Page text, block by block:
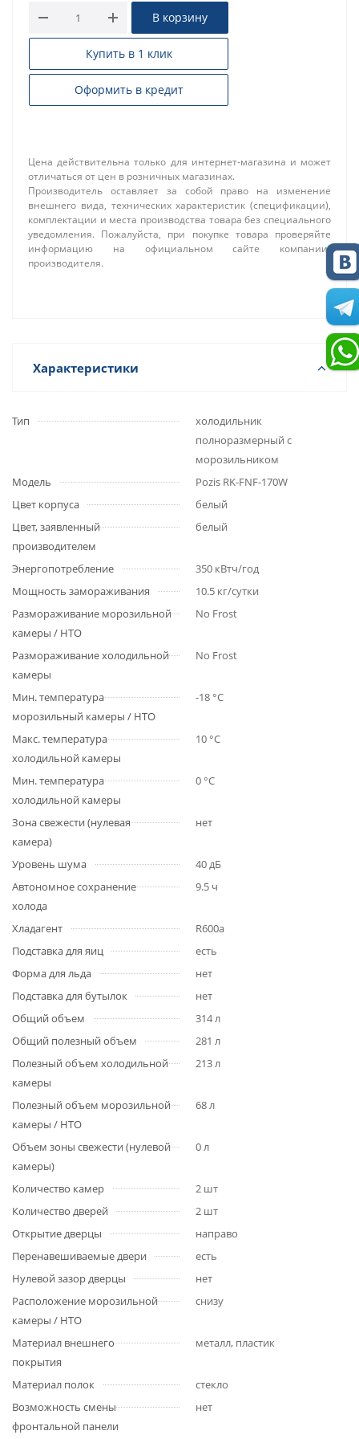
В корзину
Купить в 1 клик
Оформить в кредит
Цена действительна только для интернет-магазина и может
отличаться от цен в розничных магазинах.
Производитель оставляет за собой право на изменение
внешнего вида, технических характеристик (спецификации),
комплектации и места производства товара без специального
уведомления. Пожалуйста, при покупке товара проверяйте
информацию на официальном сайте компании-
производителя.
Характеристики
Тип
холодильник
полноразмерный с
морозильником
Модель
Pozis RK-FNF-170W
Цвет корпуса
белый
Цвет, заявленный
производителем
белый
Энергопотребление
350 кВтч/год
Мощность замораживания
10.5 кг/сутки
Размораживание морозильной
камеры / НТО
No Frost
Размораживание холодильной
камеры
No Frost
Мин. температура
морозильный камеры / НТО
-18 °C
Макс. температура
холодильной камеры
10 °C
Мин. температура
холодильной камеры
0 °C
Зона свежести (нулевая
камера)
нет
Уровень шума
40 дБ
Автономное сохранение
холода
9.5 ч
Хладагент
R600a
Подставка для яиц
есть
Форма для льда
нет
Подставка для бутылок
нет
Общий объем
314 л
Общий полезный объем
281 л
Полезный объем холодильной
камеры
213 л
Полезный объем морозильной
камеры / НТО
68 л
Объем зоны свежести (нулевой
камеры)
0 л
Количество камер
2 шт
Количество дверей
2 шт
Открытие дверцы
направо
Перенавешиваемые двери
есть
Нулевой зазор дверцы
нет
Расположение морозильной
камеры / НТО
снизу
Материал внешнего
покрытия
металл, пластик
Материал полок
стекло
Возможность смены
фронтальной панели
нет